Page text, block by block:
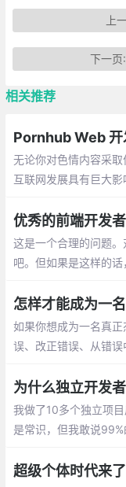
上
下一页:
相关推荐
Pornhub Web 开
无论你对色情内容采
互联网发展具有巨大
明才能在互联网的前沿
优秀的前端开发
这是一个合理的问题
吧。但如果是这样的
来难得多。
怎样才能成为一
如果你想成为一名真
误、改正错误、从错
为什么独立开发
我做了10多个独立项
是常识，但我敢说
超级个体时代来